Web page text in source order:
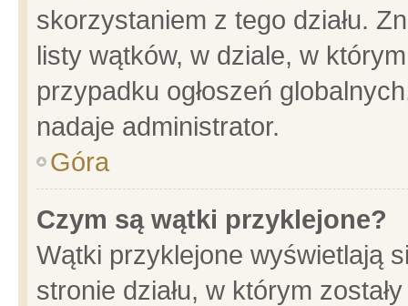
skorzystaniem z tego działu.
listy wątków, w dziale, w
przypadku ogłoszeń
nadaje administrator.
Góra
Czym są wątki przyklejone?
Wątki przyklejone wyświetlają
stronie działu, w którym